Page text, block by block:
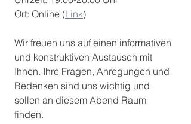
Ort: Online (Link)
Wir freuen uns auf einen informativen
und konstruktiven Austausch mit
Ihnen. Ihre Fragen, Anregungen und
Bedenken sind uns wichtig und
sollen an diesem Abend Raum
finden.